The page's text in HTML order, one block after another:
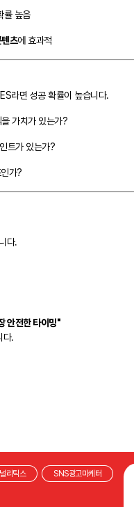
률 높음
츠에 효과적
라면 성공 확률이 높습니다.
가치가 있는가?
트가 있는가?
가?
다.
안전한 타이밍"
다.
리틱스 SNS광고마케터